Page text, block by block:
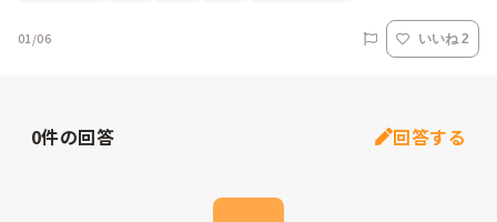
01/06 いいね 2
0件の回答 回答する